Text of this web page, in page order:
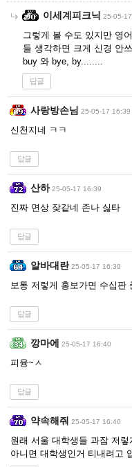
이세계피크닉 25-05-
그렇게 볼 수도 있지만 영
들 생각하면 크게 신경 안
buy 와 bye, by........
답글
사랑방손님 25-05-17 16:39
신천지네 ㅋㅋ
답글
산하 25-05-17 16:39
진짜 면상 잦같네 존나 싫타
답글
알바대란 25-05-17 16:39
보통 저렇게 홍보가면 수십판
답글
깡마에 25-05-17 16:40
피융~ㅅ
답글
약속해줘 25-05-17 16:40
원래 서울 대학생들 과잠 저
아니면 대학생인거 티내려고